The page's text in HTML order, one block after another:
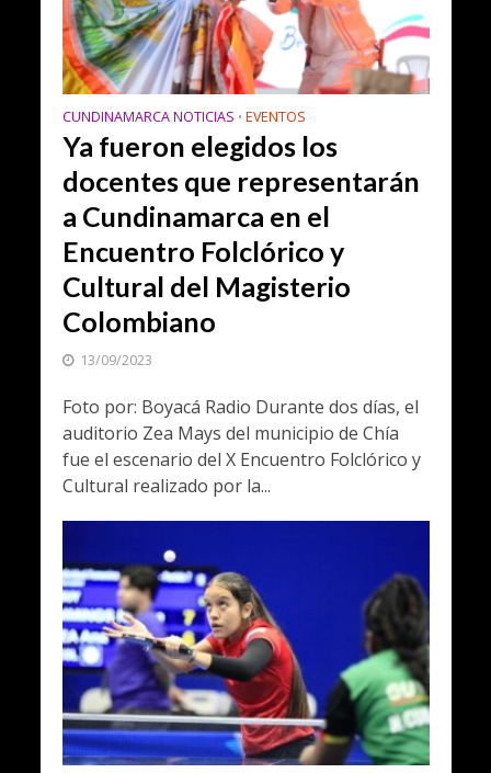
CUNDINAMARCA NOTICIAS • EVENTOS
Ya fueron elegidos los
docentes que representarán
a Cundinamarca en el
Encuentro Folclórico y
Cultural del Magisterio
Colombiano
13/09/2023
Foto por: Boyacá Radio Durante dos días, el
auditorio Zea Mays del municipio de Chía
fue el escenario del X Encuentro Folclórico y
Cultural realizado por la...